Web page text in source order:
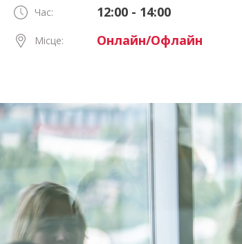
Час: 12:00 - 14:00
Місце: Онлайн/Офлайн